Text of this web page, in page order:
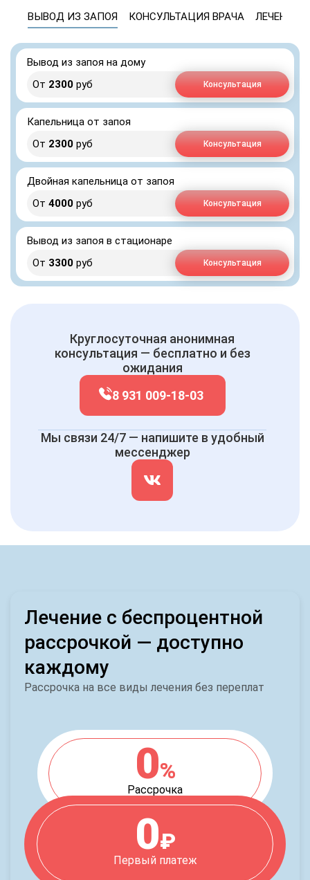
ВЫВОД ИЗ ЗАПОЯ КОНСУЛЬТАЦИЯ ВРАЧА ЛЕЧЕНИЕ
Вывод из запоя на дому
От 2300 руб Консультация
Капельница от запоя
От 2300 руб Консультация
Двойная капельница от запоя
От 4000 руб Консультация
Вывод из запоя в стационаре
От 3300 руб Консультация
Круглосуточная анонимная
консультация — бесплатно и без
ожидания
8 931 009-18-03
Мы связи 24/7 — напишите в удобный
мессенджер
Лечение с беспроцентной
рассрочкой — доступно
каждому
Рассрочка на все виды лечения без переплат
0%
Рассрочка
0₽
Первый платеж